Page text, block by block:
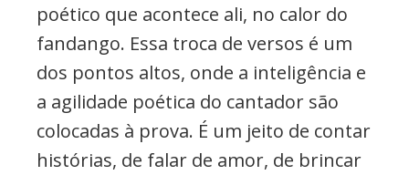
poético que acontece ali, no calor do
fandango. Essa troca de versos é um
dos pontos altos, onde a inteligência e
a agilidade poética do cantador são
colocadas à prova. É um jeito de contar
histórias, de falar de amor, de brincar